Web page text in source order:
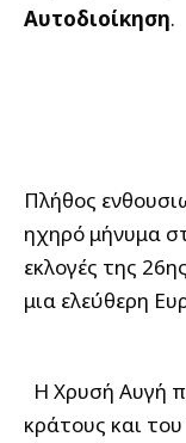
Αυτοδιοίκηση.
Πλήθος
ηχηρό μήνυμα
εκλογές της
μια ελεύθερη
Η Χρυσή Αυγή
κράτους και